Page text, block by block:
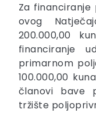
Za
ovog
200.000,00
financiranje
primarnom
100.000,00
članovi bave
tržište